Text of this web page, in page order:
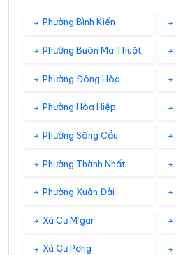
Phường Bình Kiến
Phường Buôn Ma Thuột
Phường Đông Hòa
Phường Hòa Hiệp
Phường Sông Cầu
Phường Thành Nhất
Phường Xuân Đài
Xã Cư M’gar
Xã Cư Pơng